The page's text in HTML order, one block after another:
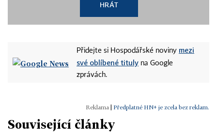
HRÁT
Přidejte si Hospodářské noviny mezi
své oblíbené tituly na Google
zprávách.
Předplatné HN+ je zcela bez reklam.
Související články